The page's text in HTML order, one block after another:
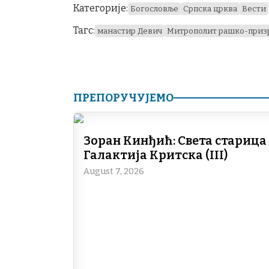
Категорије: Богословље Српска црква Вести
Тагс: манастир Девич Митрополит рашко-
ПРЕПОРУЧУЈЕМО
Зоран Кинђић: Света старица
Галактија Критска (III)
August 7, 2026